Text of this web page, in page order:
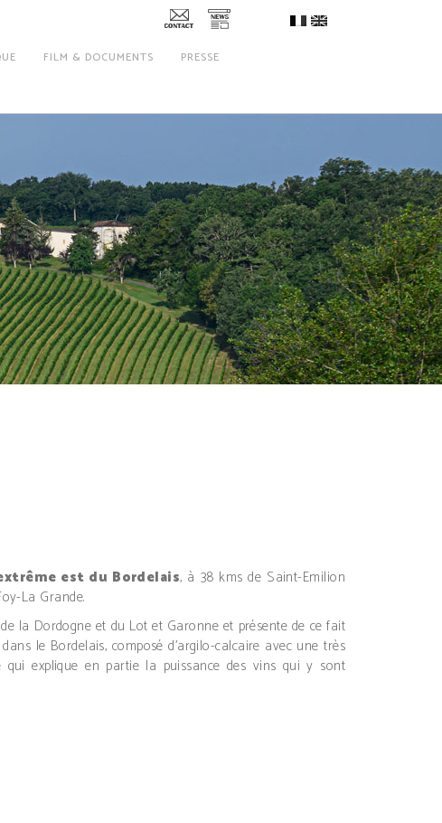
FILM & DOCUMENTS PRESSE
est du Bordelais, à 38 kms de Saint-Emilion
La Grande.
la Dordogne et du Lot et Garonne et présente de ce fait
le Bordelais, composé d’argilo-calcaire avec une très
explique en partie la puissance des vins qui y sont